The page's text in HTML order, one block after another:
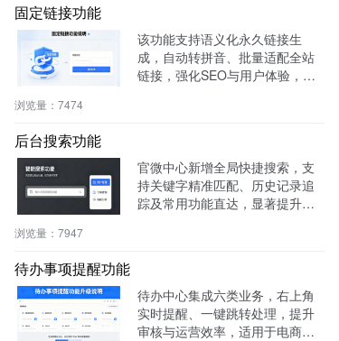
固定链接功能
该功能支持语义化永久链接生
成，自动转拼音、批量适配全站
链接，强化SEO与用户体验，兼
浏览量： 7474
后台搜索功能
官微中心新增全局快捷搜索，支
持关键字精准匹配、历史记录追
踪及常用功能直达，显著提升后
浏览量： 7947
待办事项提醒功能
待办中心集成六类业务，右上角
实时提醒、一键跳转处理，提升
审核与运营效率，适用于电商、